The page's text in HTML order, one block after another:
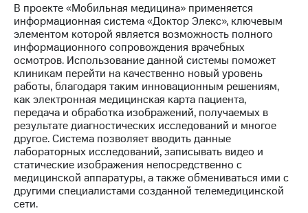
о технологиях
Достижения
Интервью
Финансовая
отчетность
Контакты
Пригласить
спикера
и акционерам
В проекте «Мобильная медицина» применяется
информационная система «Доктор Элекс», ключевым
элементом которой является возможность полного
информационного сопровождения врачебных
осмотров. Использование данной системы поможет
клиникам перейти на качественно новый уровень
работы, благодаря таким инновационным решениям,
как электронная медицинская карта пациента,
передача и обработка изображений, получаемых в
результате диагностических исследований и многое
другое. Система позволяет вводить данные
лабораторных исследований, записывать видео и
статические изображения непосредственно с
медицинской аппаратуры, а также обмениваться ими с
другими специалистами созданной телемедицинской
сети.